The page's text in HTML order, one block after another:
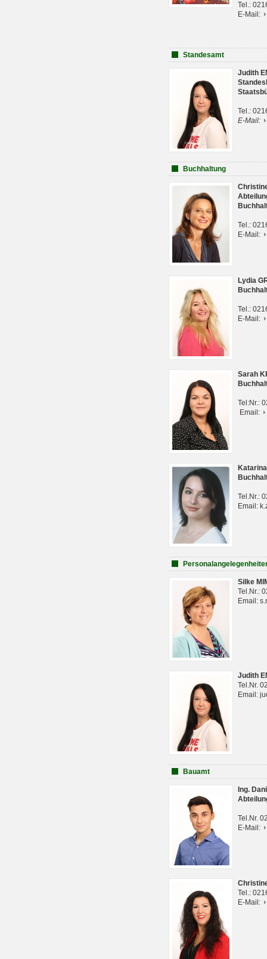
Tel.:
E-Mail:
Standesamt
Judith
Tel.:
E-Mail:
Buchhaltung
Tel.:
E-Mail:
Lydia
Tel.:
E-Mail:
Sarah
Tel:Nr.:
Email:
Tel.Nr.:
Email:
Silke
Tel.Nr.:
Email:
Judith
Tel.Nr.
Email:
Bauamt
Ing.
Tel.Nr.
E-Mail:
Tel.:
E-Mail: